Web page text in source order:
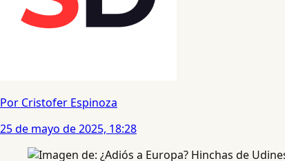
Por Cristofer Espinoza
25 de mayo de 2025, 18:28